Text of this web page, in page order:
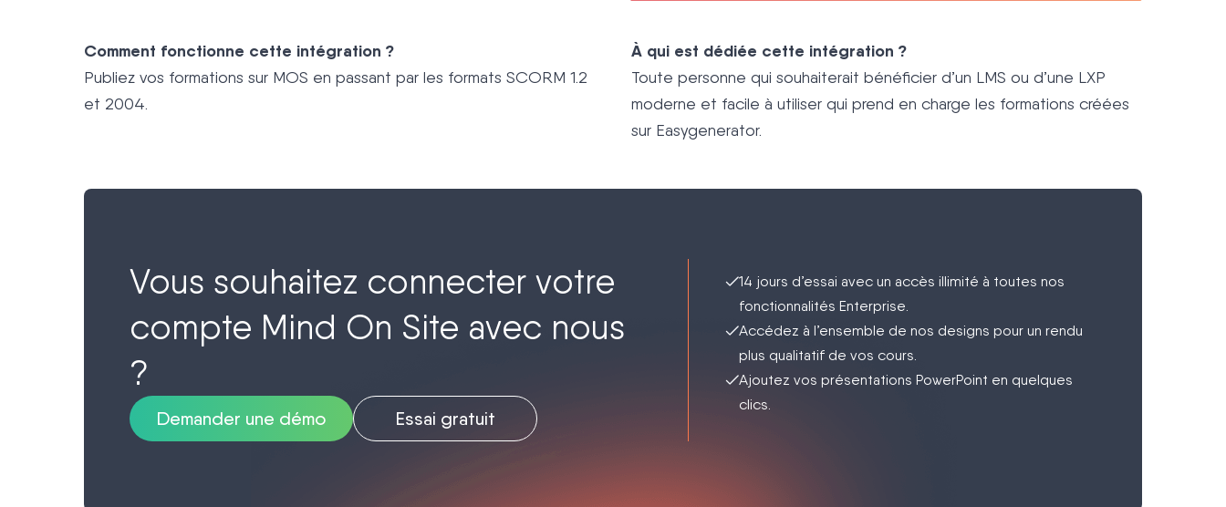
Comment fonctionne cette intégration ?
Publiez vos formations sur MOS en passant par les formats SCORM 1.2
et 2004.
À qui est dédiée cette intégration ?
Toute personne qui souhaiterait bénéficier d’un LMS ou d’une LXP
moderne et facile à utiliser qui prend en charge les formations créées
sur Easygenerator.
Vous souhaitez connecter votre
compte Mind On Site avec nous
?
Demander une démo Essai gratuit
14 jours d’essai avec un accès illimité à toutes nos
fonctionnalités Enterprise.
Accédez à l’ensemble de nos designs pour un rendu
plus qualitatif de vos cours.
Ajoutez vos présentations PowerPoint en quelques
clics.